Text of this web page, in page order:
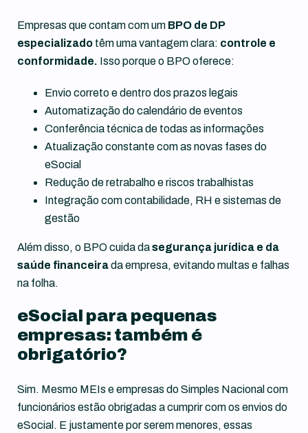
Empresas que contam com um BPO de DP
especializado têm uma vantagem clara: controle e
conformidade. Isso porque o BPO oferece:
Envio correto e dentro dos prazos legais
Automatização do calendário de eventos
Conferência técnica de todas as informações
Atualização constante com as novas fases do
eSocial
Redução de retrabalho e riscos trabalhistas
Integração com contabilidade, RH e sistemas de
gestão
Além disso, o BPO cuida dasegurança jurídica e da
saúde financeirada empresa, evitando multas e falhas
na folha.
eSocial para pequenas
empresas: também é
obrigatório?
Sim. Mesmo MEIs e empresas do Simples Nacional com
funcionários estão obrigadas a cumprir com os envios do
eSocial. E justamente por serem menores, essas